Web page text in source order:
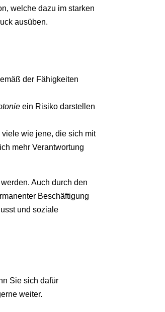
welche dazu im starken
ausüben.
der Fähigkeiten
ein Risiko darstellen
viele wie jene, die sich mit
mehr Verantwortung
Auch durch den
Beschäftigung
und soziale
Sie sich dafür
weiter.